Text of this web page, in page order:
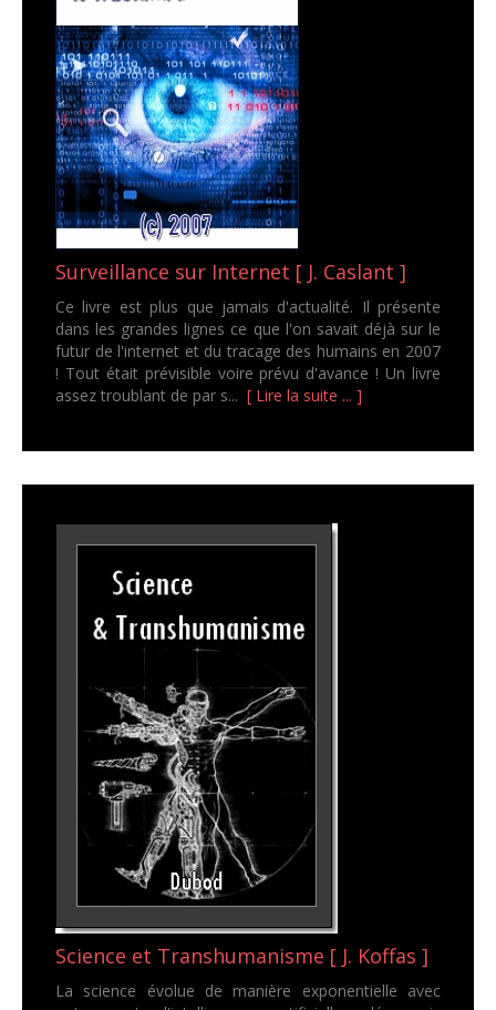
Surveillance sur Internet [ J. Caslant ]
Ce livre est plus que jamais d'actualité. Il présente
dans les grandes lignes ce que l'on savait déjà sur le
futur de l'internet et du tracage des humains en 2007
! Tout était prévisible voire prévu d'avance ! Un livre
assez troublant de par s... [ Lire la suite ... ]
Science et Transhumanisme [ J. Koffas ]
La science évolue de manière exponentielle avec